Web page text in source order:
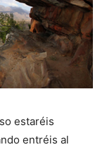
estaréis
entréis al